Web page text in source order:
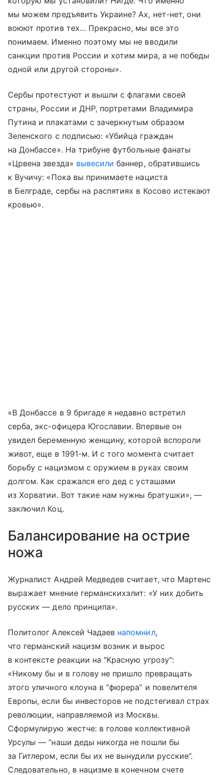
мы можем предъявить Украине? Ах, нет-нет, они
воюют против тех… Прекрасно, мы все это
понимаем. Именно поэтому мы не вводили
санкции против России и хотим мира, а не победы
одной или другой стороны».
Сербы протестуют и вышли с флагами своей
страны, России и ДНР, портретами Владимира
Путина и плакатами с зачеркнутым образом
Зеленского с подписью: «Убийца граждан
на Донбассе». На трибуне футбольные фанаты
«Црвена звезда» вывесили баннер, обратившись
к Вучичу: «Пока вы принимаете нациста
в Белграде, сербы на распятиях в Косово истекают
кровью».
«В Донбассе в 9 бригаде я недавно встретил
серба, экс-офицера Югославии. Впервые он
увидел беременную женщину, которой вспороли
живот, еще в 1991-м. И с того момента считает
борьбу с нацизмом с оружием в руках своим
долгом. Как сражался его дед с усташами
из Хорватии. Вот такие нам нужны братушки», —
заключил Коц.
Балансирование на острие
ножа
Журналист Андрей Медведев считает, что Мартенс
выражает мнение германскихэлит: «У них добить
русских — дело принципа».
Политолог Алексей Чадаев напомнил,
что германский нацизм возник и вырос
в контексте реакции на "Красную угрозу":
«Никому бы и в голову не пришло превращать
этого уличного клоуна в “фюрера” и повелителя
Европы, если бы инвесторов не подстегивал страх
революции, направляемой из Москвы.
Сформулирую жестче: в голове коллективной
Урсулы — “наши деды никогда не пошли бы
за Гитлером, если бы их не вынудили русские”.
Следовательно, в нацизме в конечном счете